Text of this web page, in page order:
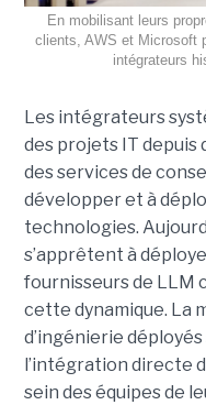
En mobilisant leurs
clients, AWS et Microsoft
intégrateurs
Les intégrateurs
des projets IT depuis
des services de
développer et à
technologies.
s’apprêtent à
fournisseurs de LLM
cette dynamique. La
d’ingénierie
l’intégration directe
sein des équipes de